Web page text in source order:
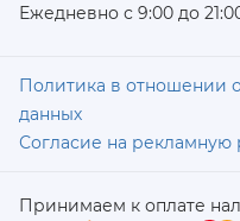
Ежедневно с 9:00 до
Политика в отношении
данных
Согласие на рекламную
Принимаем к оплате